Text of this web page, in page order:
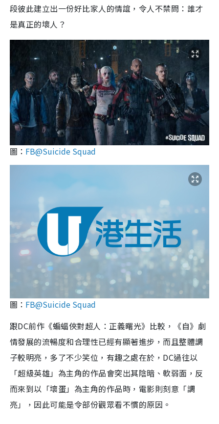
段彼此建立出一份好比家人的情誼，令人不禁問：誰才
是真正的壞人？
圖： FB@Suicide Squad
圖： FB@Suicide Squad
跟DC前作《蝙蝠俠對超人：正義曙光》比較，《自》劇
情發展的流暢度和合理性已經有顯著進步，而且整體調
子較明亮，多了不少笑位，有趣之處在於，DC過往以
「超級英雄」為主角的作品會突出其陰暗、軟弱面，反
而來到以「壞蛋」為主角的作品時，電影則刻意「調
亮」，因此可能是令部份觀眾看不慣的原因。